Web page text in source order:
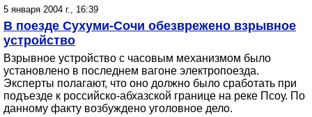
5 января 2004 г., 16:39
В поезде Сухуми-Сочи обезврежено взрывное
устройство
Взрывное устройство с часовым механизмом было
установлено в последнем вагоне электропоезда.
Эксперты полагают, что оно должно было сработать при
подъезде к российско-абхазской границе на реке Псоу. По
данному факту возбуждено уголовное дело.